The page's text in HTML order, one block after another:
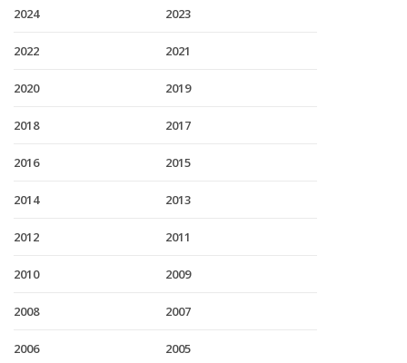
2024 2023
2022 2021
2020 2019
2018 2017
2016 2015
2014 2013
2012 2011
2010 2009
2008 2007
2006 2005